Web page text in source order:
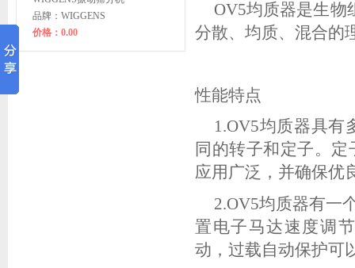
TA005
品牌：WIGGENS
价格：0.00
OV5均质器是生物
分散、均质、混合的
性能特点
1.OV5均质器具有
同的转子和定子。
应用广泛，并确保优
2.OV5均质器有一
置电子马达速度调
动，过载自动保护可